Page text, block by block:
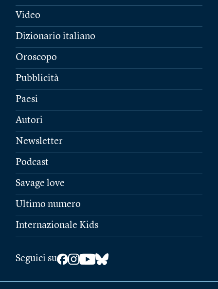
Video
Dizionario italiano
Oroscopo
Pubblicità
Paesi
Autori
Newsletter
Podcast
Savage love
Ultimo numero
Internazionale Kids
Seguici su